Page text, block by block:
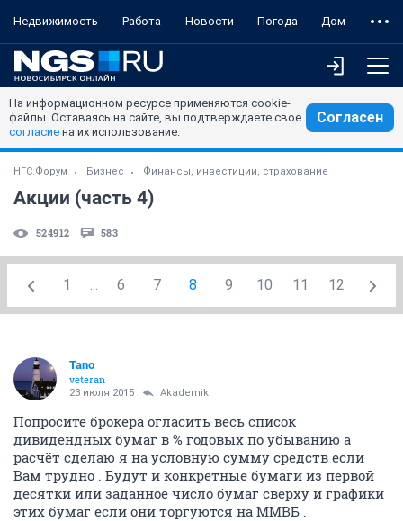
Недвижимость Работа Новости Погода Дом
На информационном ресурсе применяются cookie-
файлы. Оставаясь на сайте, вы подтверждаете свое
согласие на их использование.
Согласен
НГС.Форум Бизнес Финансы, инвестиции, страхование
Акции (часть 4)
524912 583
1 ... 6 7 8 9 10 11 12
Tano
veteran
23 июля 2015 Akademik
Попросите брокера огласить весь список
дивидендных бумаг в % годовых по убыванию а
расчёт сделаю я на условную сумму средств если
Вам трудно . Будут и конкретные бумаги из первой
десятки или заданное число бумаг сверху и графики
этих бумаг если они торгуются на ММВБ .